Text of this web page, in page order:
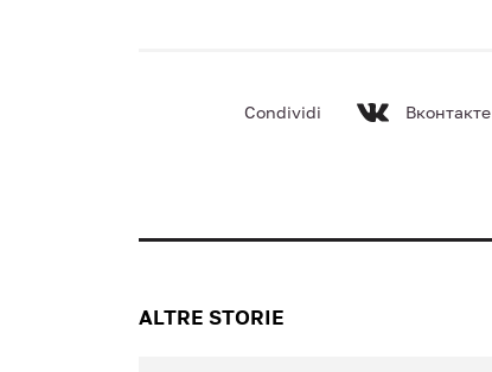
Condividi Вконтакте
ALTRE STORIE